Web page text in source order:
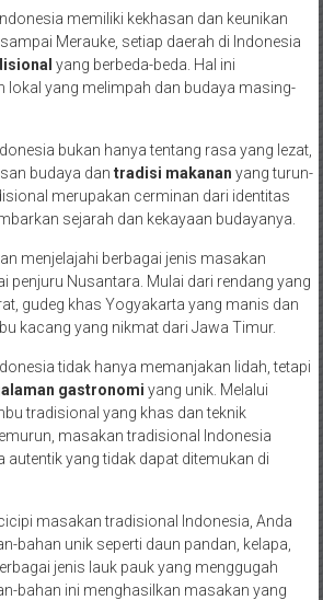
Indonesia memiliki kekhasan dan keunikan
Merauke, setiap daerah di Indonesia
yang berbeda-beda. Hal ini
lokal yang melimpah dan budaya masing-
bukan hanya tentang rasa yang lezat,
budaya dan tradisi makanan yang turun-
merupakan cerminan dari identitas
sejarah dan kekayaan budayanya.
menjelajahi berbagai jenis masakan
penjuru Nusantara. Mulai dari rendang yang
gudeg khas Yogyakarta yang manis dan
kacang yang nikmat dari Jawa Timur.
tidak hanya memanjakan lidah, tetapi
gastronomi yang unik. Melalui
tradisional yang khas dan teknik
masakan tradisional Indonesia
autentik yang tidak dapat ditemukan di
masakan tradisional Indonesia, Anda
bahan unik seperti daun pandan, kelapa,
jenis lauk pauk yang menggugah
bahan ini menghasilkan masakan yang